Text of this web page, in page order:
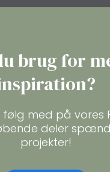
brug for
følg med på vores
deler
projekter!